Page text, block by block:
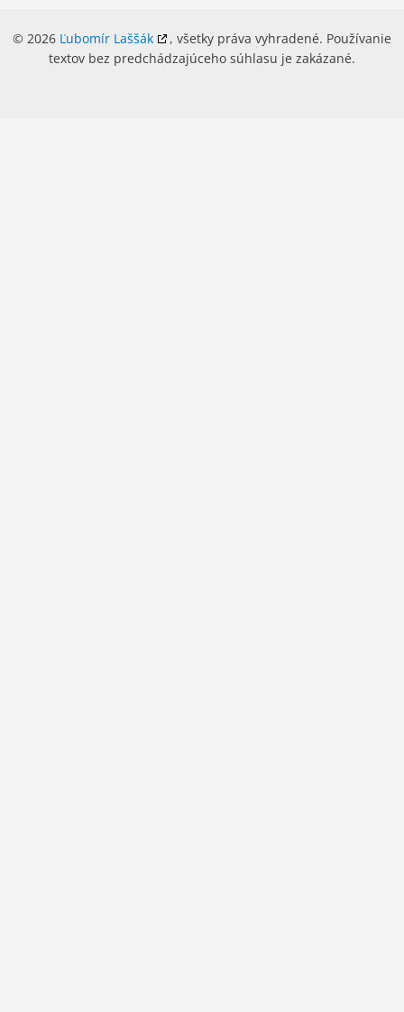
© 2026 Ľubomír Laššák
, všetky práva vyhradené. Používanie
textov bez predchádzajúceho súhlasu je zakázané.